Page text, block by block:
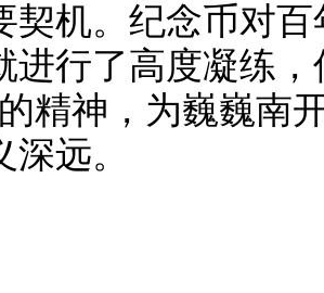
契机。纪念币对
进行了高度凝练
精神，为巍巍南
远。